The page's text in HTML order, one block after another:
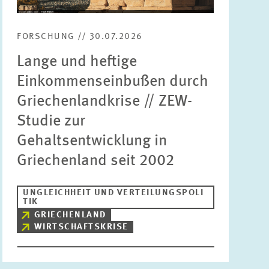
FORSCHUNG // 30.07.2026
Lange und heftige
Einkommenseinbußen durch
Griechenlandkrise // ZEW-
Studie zur
Gehaltsentwicklung in
Griechenland seit 2002
UNGLEICHHEIT UND VERTEILUNGSPOLI
TIK
GRIECHENLAND
WIRTSCHAFTSKRISE